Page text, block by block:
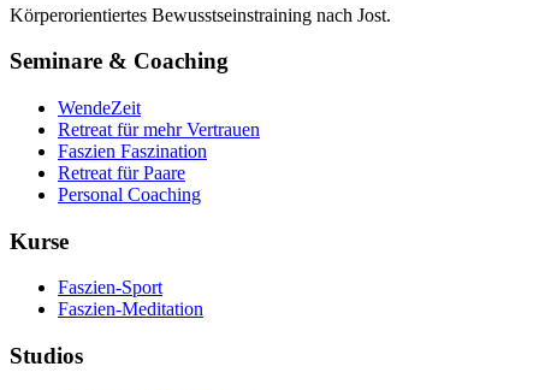
Körperorientiertes Bewusstseinstraining nach Jost.
Seminare & Coaching
WendeZeit
Retreat für mehr Vertrauen
Faszien Faszination
Retreat für Paare
Personal Coaching
Kurse
Faszien-Sport
Faszien-Meditation
Studios